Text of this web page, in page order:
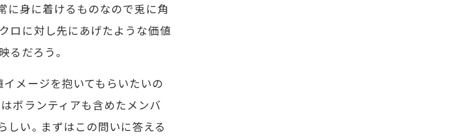
に身に着けるものなので兎に角
ロに対し先にあげたような価値
るだろう。
メージを抱いてもらいたいの
ボランティアも含めたメンバ
い。まずはこの問いに答える